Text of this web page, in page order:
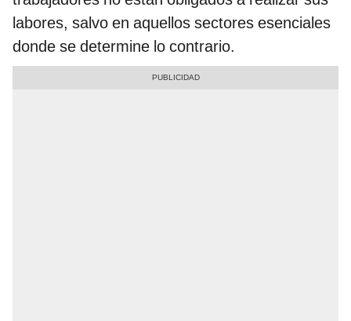
labores, salvo en aquellos sectores esenciales
donde se determine lo contrario.